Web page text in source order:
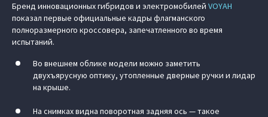
Бренд инновационных гибридов и электромобилей VOYAH
показал первые официальные кадры флагманского
полноразмерного кроссовера, запечатленного во время
испытаний.
Во внешнем облике модели можно заметить
двухъярусную оптику, утопленные дверные ручки и лидар
на крыше.
На снимках видна поворотная задняя ось — такое